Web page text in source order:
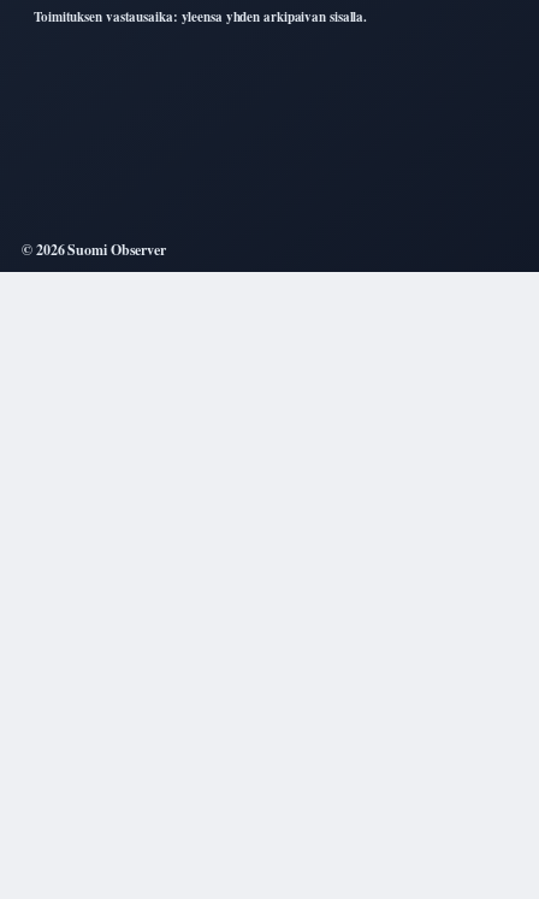
Toimituksen vastausaika: yleensa yhden arkipaivan sisalla.
© 2026 Suomi Observer